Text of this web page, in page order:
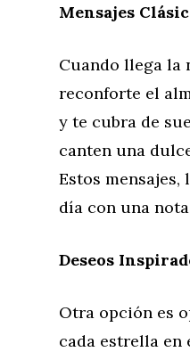
Mensajes
Cuando llega la
reconforte el
y te cubra de
canten una
Estos
día con una
Deseos
Otra opción es
cada estrella en